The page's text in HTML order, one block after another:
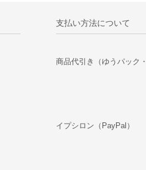
支払い方法について
商品代引き（ゆうパック
イプシロン（PayPal）